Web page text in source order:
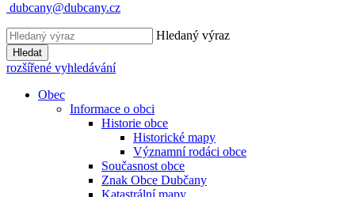
dubcany@dubcany.cz
Hledaný výraz
Hledat
rozšířené vyhledávání
Obec
Informace o obci
Historie obce
Historické mapy
Významní rodáci obce
Současnost obce
Znak Obce Dubčany
Katastrální mapy